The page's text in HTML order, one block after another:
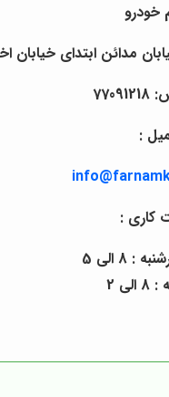
خودرو
مدائن ابتدای خیابان
:
کاری :
8 الی 5
2